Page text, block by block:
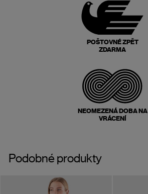
POŠTOVNÉ ZPĚT
ZDARMA
NEOMEZENÁ DOBA NA
VRÁCENÍ
Podobné produkty